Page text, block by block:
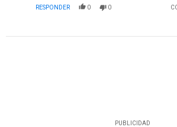
RESPONDER 0 0
PUBLICIDAD